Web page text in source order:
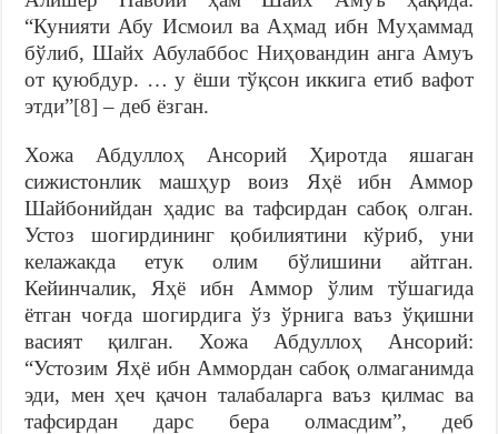
“Кунияти Абу Исмоил ва Аҳмад ибн Муҳаммад
бўлиб, Шайх Абулаббос Ниҳовандин анга Амуъ
от қуюбдур. … у ёши тўқсон иккига етиб вафот
этди”[8] – деб ёзган.
Хожа Абдуллоҳ Ансорий Ҳиротда яшаган
сижистонлик машҳур воиз Яҳё ибн Аммор
Шайбонийдан ҳадис ва тафсирдан сабоқ олган.
Устоз шогирдининг қобилиятини кўриб, уни
келажакда етук олим бўлишини айтган.
Кейинчалик, Яҳё ибн Аммор ўлим тўшагида
ётган чоғда шогирдига ўз ўрнига ваъз ўқишни
васият қилган. Хожа Абдуллоҳ Ансорий:
“Устозим Яҳё ибн Аммордан сабоқ олмаганимда
эди, мен ҳеч қачон талабаларга ваъз қилмас ва
тафсирдан дарс бера олмасдим”, деб